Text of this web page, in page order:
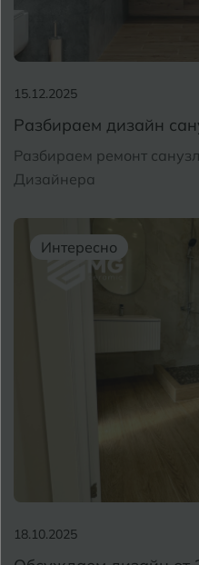
15.12.2025
Разбираем дизайн
Разбираем ремонт
Дизайнера
Интересно
18.10.2025